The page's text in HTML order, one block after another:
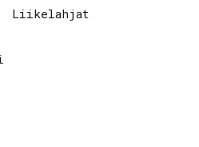
Liikelahjat